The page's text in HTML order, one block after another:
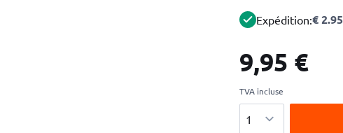
Expédition:€ 2.95
9,95 €
TVA incluse